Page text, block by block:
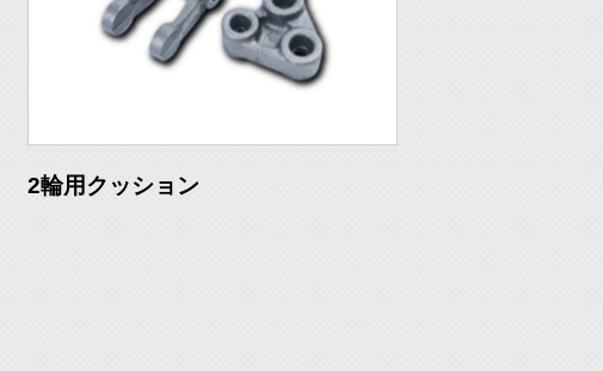
2輪用クッション